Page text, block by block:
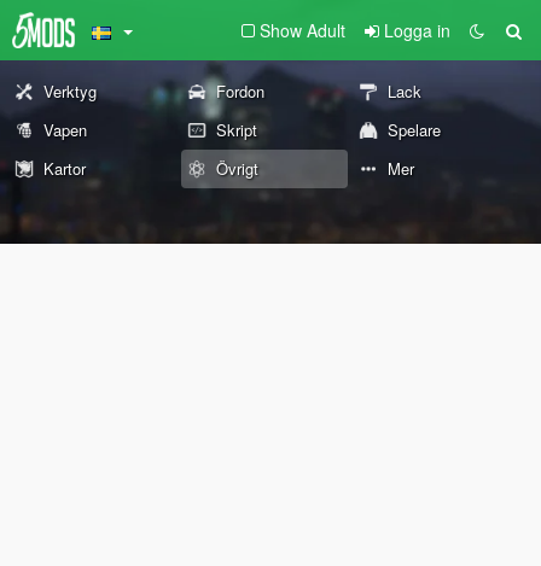
Show Adult Logga in
Verktyg Fordon
Lack
Vapen
Skript
Spelare
Kartor
Övrigt Mer